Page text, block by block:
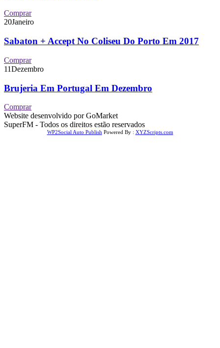
Comprar
20Janeiro
Sabaton + Accept No Coliseu Do Porto Em 2017
Comprar
11Dezembro
Brujeria Em Portugal Em Dezembro
Comprar
Website desenvolvido por GoMarket
SuperFM - Todos os direitos estão reservados
WP2Social Auto Publish Powered By : XYZScripts.com